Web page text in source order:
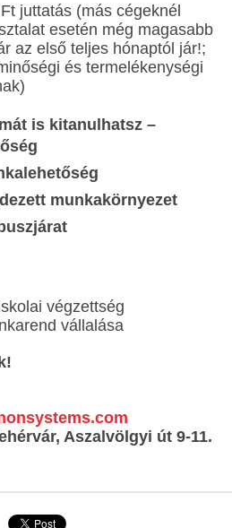
juttatás (más cégeknél
esetén még magasabb
az első teljes hónaptól jár!;
és termelékenységi
is kitanulhatsz –
munkakörnyezet
végzettség
vállalása
Aszalvölgyi út 9-11.